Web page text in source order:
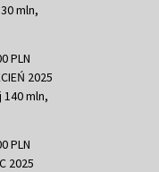
mln,
PLN
2025
mln,
PLN
2025